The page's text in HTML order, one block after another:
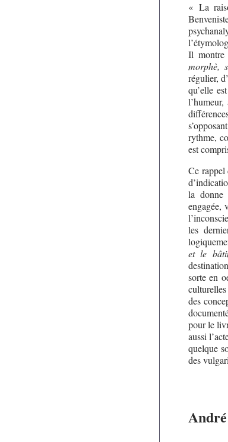
« La
Il montre
morphè,
régulier,
qu’elle
rythme,
est
Ce
la donne
engagée,
les
et le
sorte en
des
pour le
aussi
quelque
des